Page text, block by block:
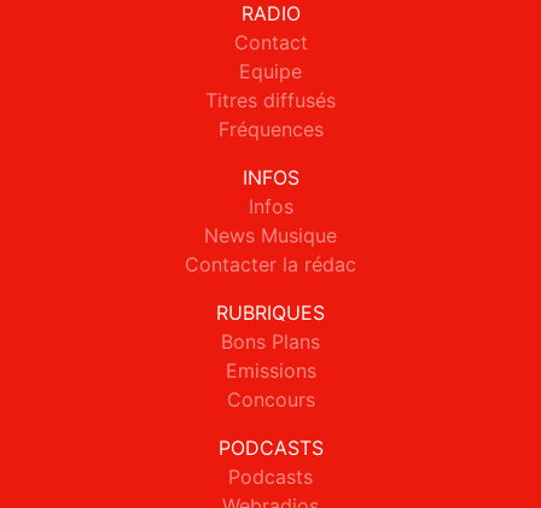
RADIO
Contact
Equipe
Titres diffusés
Fréquences
INFOS
Infos
News Musique
Contacter la rédac
RUBRIQUES
Bons Plans
Emissions
Concours
PODCASTS
Podcasts